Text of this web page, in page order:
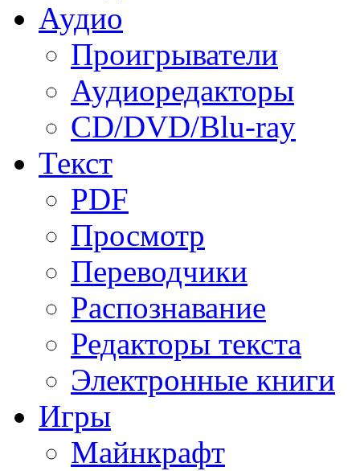
Аудио
Проигрыватели
Аудиоредакторы
CD/DVD/Blu-ray
Текст
PDF
Просмотр
Переводчики
Распознавание
Редакторы текста
Электронные книги
Игры
Майнкрафт